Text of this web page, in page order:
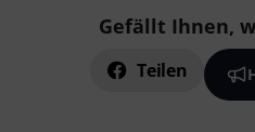
Gefällt Ihnen,
Teilen